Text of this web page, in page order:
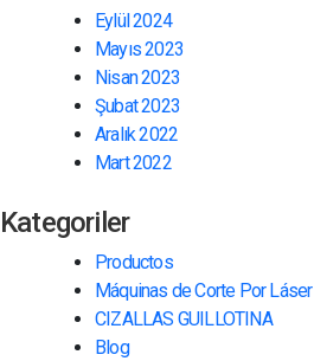
Eylül 2024
Mayıs 2023
Nisan 2023
Şubat 2023
Aralık 2022
Mart 2022
Kategoriler
Productos
Máquinas de Corte Por Láser
CIZALLAS GUILLOTINA
Blog